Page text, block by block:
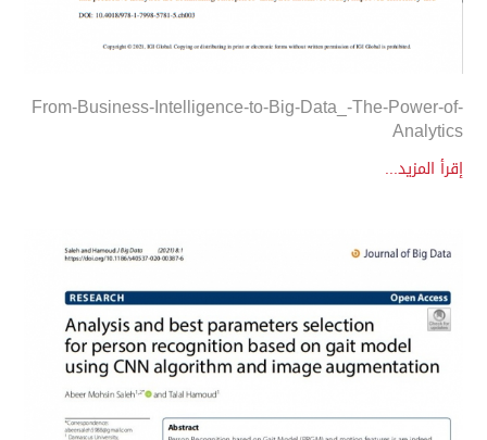
From-Business-Intelligence-to-Big-Data_-The-Power-of-
Analytics
إقرأ المزيد...